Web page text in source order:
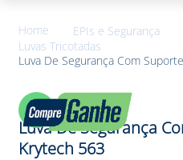
EPIs e Segurança
Luvas Tricotadas
Luva De Segurança Com
5%
OFF
Luva De Segurança
Krytech 563